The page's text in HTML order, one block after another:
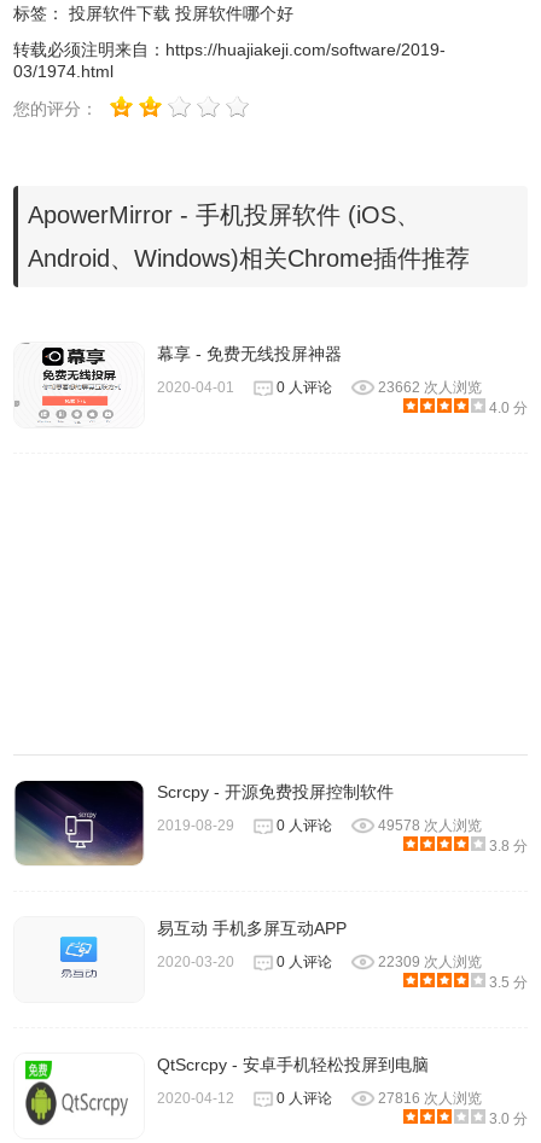
3、电脑操控安卓手机
ApowerMirror能够支持用户在电脑操控安卓手机：您可以在
电脑中用鼠标和键盘输入微信、QQ、WhatsApp、LINE或短
4、应用场景广阔
1)办公，为每位成员做演示。
3)直播，向粉丝秀出自己。
5、全新录屏体验
画面。与其他同类app相比，它的连接方式更为简单、录屏
画质更加清晰，体验更加流畅。
ApowerMirror安装教程
1.下载ApowerMirror后，点击运行安装程序
标签： 投屏软件下载 投屏软件哪个好
转载必须注明来自： https://huajiakeji.com/software/2019-
03/1974.html
您的评分：
ApowerMirror - 手机投屏软件 (iOS、
Android、Windows)相关Chrome插件推荐
幕享 - 免费无线投屏神器
2020-04-01 0 人评论
23662 次人浏览
4.0 分
Scrcpy - 开源免费投屏控制软件
2019-08-29 0 人评论
49578 次人浏览
3.8 分
易互动 手机多屏互动APP
2020-03-20 0 人评论
22309 次人浏览
3.5 分
QtScrcpy - 安卓手机轻松投屏到电脑
2020-04-12 0 人评论
27816 次人浏览
3.0 分